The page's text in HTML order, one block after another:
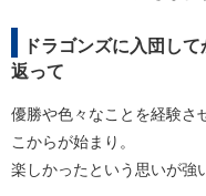
ドラゴンズに入団し
返って
優勝や色々なことを経験さ
こからが始まり。
楽しかったという思いが強